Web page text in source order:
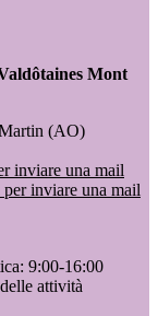
Mont
(AO)
inviare una mail
inviare una mail
9:00-16:00
attività